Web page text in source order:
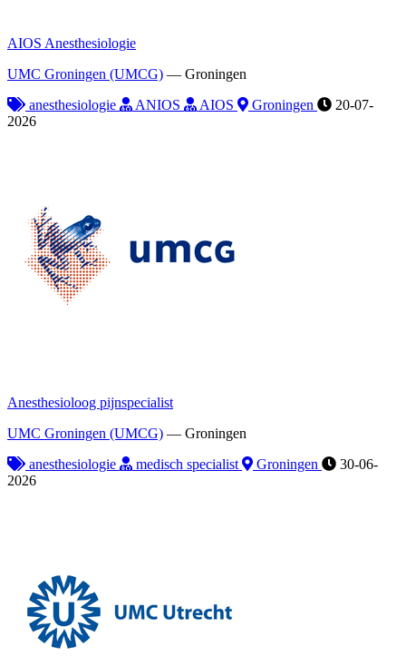
AIOS Anesthesiologie
UMC Groningen (UMCG) — Groningen
anesthesiologie
ANIOS AIOS Groningen
20-07-
2026
Anesthesioloog pijnspecialist
UMC Groningen (UMCG) — Groningen
anesthesiologie
medisch specialist Groningen
30-06-
2026